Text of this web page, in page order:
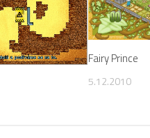
Fairy Prince
5.12.2010